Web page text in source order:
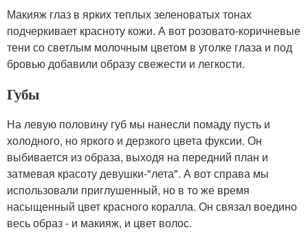
Макияж глаз в ярких теплых зеленоватых тонах
подчеркивает красноту кожи. А вот розовато-коричневые
тени со светлым молочным цветом в уголке глаза и под
бровью добавили образу свежести и легкости.
Губы
На левую половину губ мы нанесли помаду пусть и
холодного, но яркого и дерзкого цвета фуксии. Он
выбивается из образа, выходя на передний план и
затмевая красоту девушки-"лета". А вот справа мы
использовали приглушенный, но в то же время
насыщенный цвет красного коралла. Он связал воедино
весь образ - и макияж, и цвет волос.